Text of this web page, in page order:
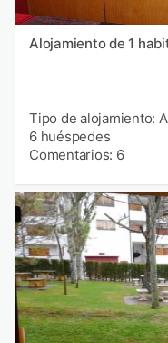
Alojamiento de 1
Tipo de alojamiento:
6 huéspedes
Comentarios: 6